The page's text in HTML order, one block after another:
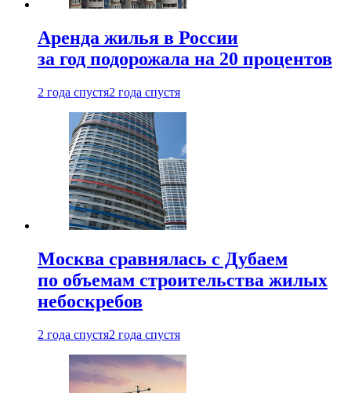
Аренда жилья в России
за год подорожала на 20 процентов
2 года спустя2 года спустя
Москва сравнялась с Дубаем
по объемам строительства жилых
небоскребов
2 года спустя2 года спустя